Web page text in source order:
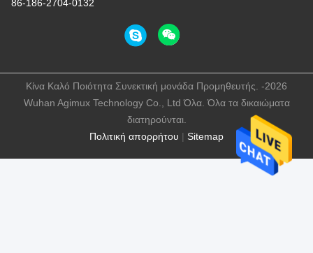
86-186-2704-0132
Πολιτική απορρήτου | Sitemap
Κίνα Καλό Ποιότητα Συνεκτική μονάδα Προμηθευτής. -2026
Wuhan Agimux Technology Co., Ltd Όλα. Όλα τα δικαιώματα
διατηρούνται.